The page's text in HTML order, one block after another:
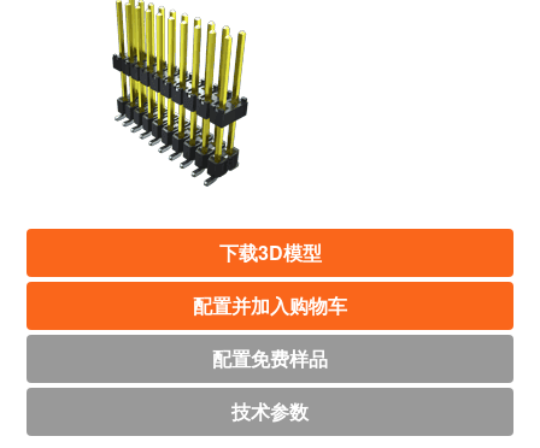
下载3D模型
配置并加入购物车
配置免费样品
技术参数